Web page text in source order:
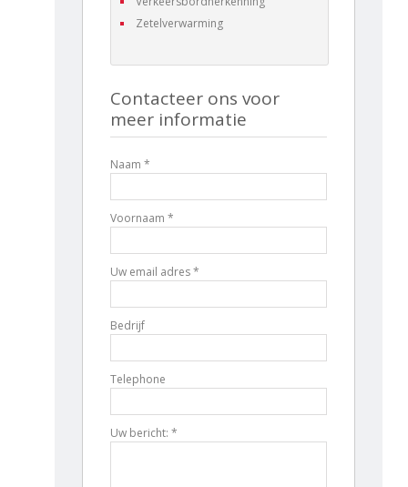
Zetelverwarming
Contacteer ons voor
meer informatie
Naam *
Voornaam *
Uw email adres *
Bedrijf
Telephone
Uw bericht: *